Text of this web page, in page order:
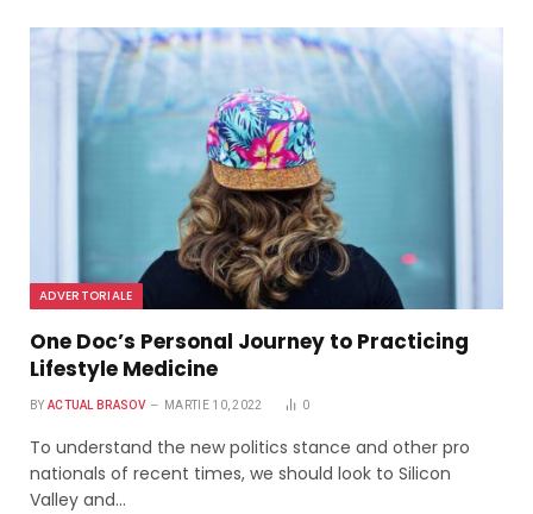
ADVERTORIALE
One Doc’s Personal Journey to Practicing
Lifestyle Medicine
BY ACTUAL BRASOV MARTIE 10, 2022 0
To understand the new politics stance and other pro
nationals of recent times, we should look to Silicon
Valley and…